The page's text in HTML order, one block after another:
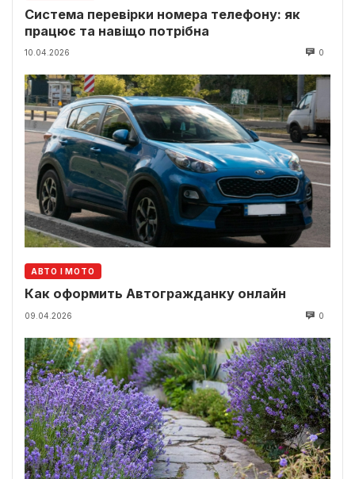
Система перевірки номера телефону: як
працює та навіщо потрібна
10.04.2026 0
АВТО І МОТО
Как оформить Автогражданку онлайн
09.04.2026 0